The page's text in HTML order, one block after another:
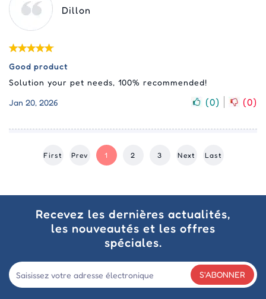
Dillon
Good product
Solution your pet needs, 100% recommended!
Jan 20, 2026
(0) (0)
First Prev 1 2 3 Next Last
Recevez les dernières actualités,
les nouveautés et les offres
spéciales.
S'ABONNER